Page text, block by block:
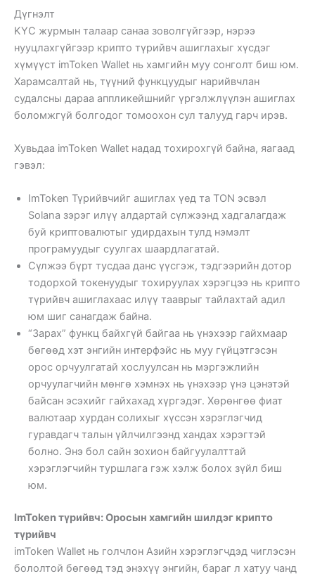
Дүгнэлт
KYC журмын талаар санаа зоволгүйгээр, нэрээ
нууцлахгүйгээр крипто түрийвч ашиглахыг хүсдэг
хүмүүст imToken Wallet нь хамгийн муу сонголт биш юм.
Харамсалтай нь, түүний функцуудыг нарийвчлан
судалсны дараа аппликейшнийг үргэлжлүүлэн ашиглах
боломжгүй болгодог томоохон сул талууд гарч ирэв.
Хувьдаа imToken Wallet надад тохирохгүй байна, яагаад
гэвэл:
ImToken Түрийвчийг ашиглах үед та TON эсвэл
Solana зэрэг илүү алдартай сүлжээнд хадгалагдаж
буй криптовалютыг удирдахын тулд нэмэлт
програмуудыг суулгах шаардлагатай.
Сүлжээ бүрт тусдаа данс үүсгэж, тэдгээрийн дотор
тодорхой токенуудыг тохируулах хэрэгцээ нь крипто
түрийвч ашиглахаас илүү тааврыг тайлахтай адил
юм шиг санагдаж байна.
“Зарах” функц байхгүй байгаа нь үнэхээр гайхмаар
бөгөөд хэт энгийн интерфэйс нь муу гүйцэтгэсэн
орос орчуулгатай хослуулсан нь мэргэжлийн
орчуулагчийн мөнгө хэмнэх нь үнэхээр үнэ цэнэтэй
байсан эсэхийг гайхахад хүргэдэг. Хөрөнгөө фиат
валютаар хурдан солихыг хүссэн хэрэглэгчид
гуравдагч талын үйлчилгээнд хандах хэрэгтэй
болно. Энэ бол сайн зохион байгуулалттай
хэрэглэгчийн туршлага гэж хэлж болох зүйл биш
юм.
ImToken түрийвч: Оросын хамгийн шилдэг крипто
түрийвч
imToken Wallet нь голчлон Азийн хэрэглэгчдэд чиглэсэн
бололтой бөгөөд тэд энэхүү энгийн, бараг л хатуу чанд